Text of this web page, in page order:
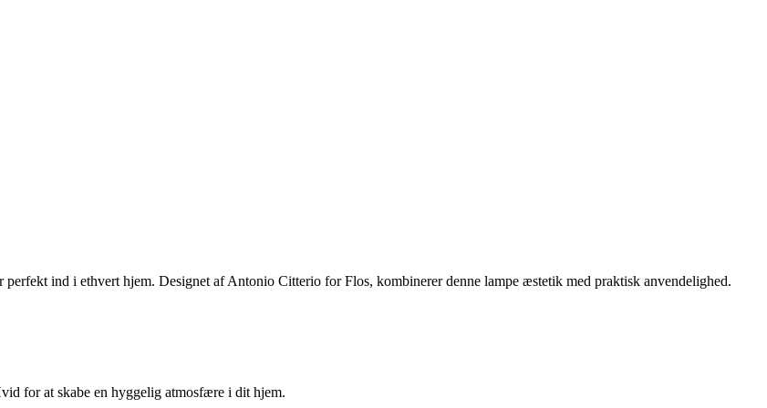
ind i ethvert hjem. Designet af Antonio Citterio for Flos, kombinerer denne lampe æstetik med praktisk anvendelighed.
for at skabe en hyggelig atmosfære i dit hjem.